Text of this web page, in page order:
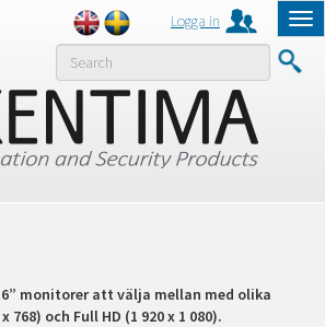
Logga in
monitorer att välja mellan med olika
768) och Full HD (1 920 x 1 080).